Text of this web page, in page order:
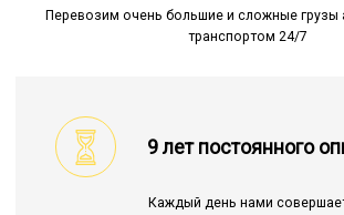
Перевозим очень большие и сложные
транспортом 24/7
9 лет постоянного
Каждый день нами